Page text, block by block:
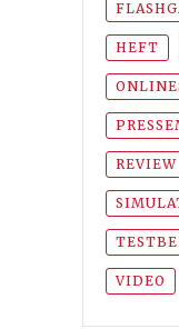
HEFT
REVIEW
VIDEO